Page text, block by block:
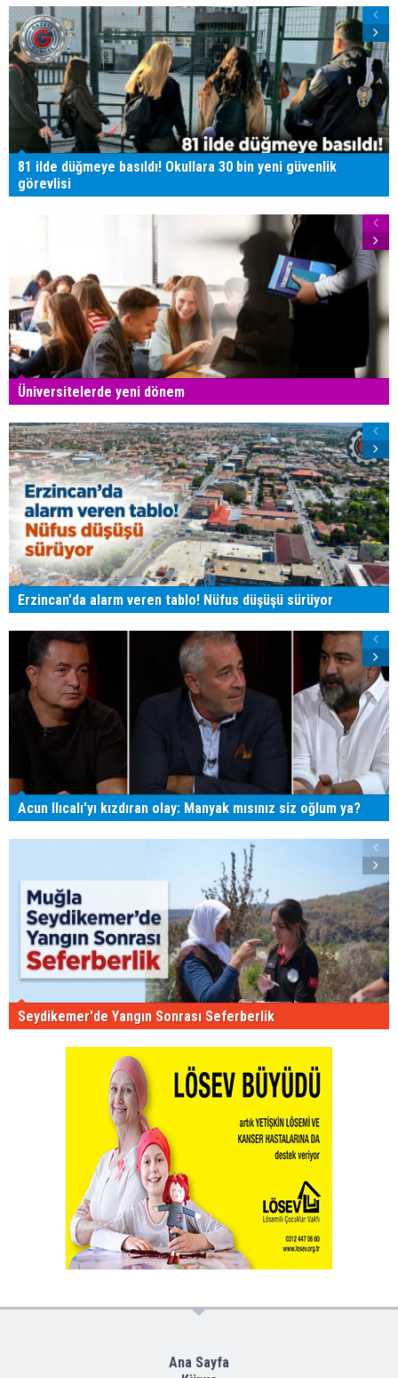
81 ilde düğmeye basıldı! Okullara 30 bin yeni güvenlik
görevlisi
Üniversitelerde yeni dönem
Erzincan'da alarm veren tablo! Nüfus düşüşü sürüyor
Acun Ilıcalı'yı kızdıran olay: Manyak mısınız siz oğlum ya?
Seydikemer'de Yangın Sonrası Seferberlik
Ana Sayfa